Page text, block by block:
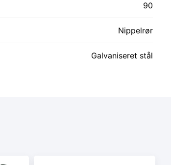
90
Nippelrør
Galvaniseret stål